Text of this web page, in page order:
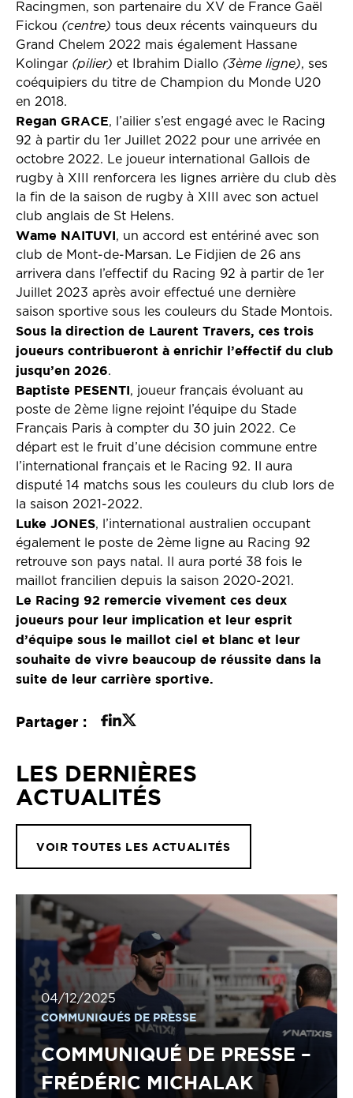
Racingmen, son partenaire du XV de France Gaël
Fickou (centre) tous deux récents vainqueurs du
Grand Chelem 2022 mais également Hassane
Kolingar (pilier) et Ibrahim Diallo (3ème ligne), ses
coéquipiers du titre de Champion du Monde U20
en 2018.
Regan GRACE, l’ailier s’est engagé avec le Racing
92 à partir du 1er Juillet 2022 pour une arrivée en
octobre 2022. Le joueur international Gallois de
rugby à XIII renforcera les lignes arrière du club dès
la fin de la saison de rugby à XIII avec son actuel
club anglais de St Helens.
Wame NAITUVI, un accord est entériné avec son
club de Mont-de-Marsan. Le Fidjien de 26 ans
arrivera dans l’effectif du Racing 92 à partir de 1er
Juillet 2023 après avoir effectué une dernière
saison sportive sous les couleurs du Stade Montois.
Sous la direction de Laurent Travers, ces trois
joueurs contribueront à enrichir l’effectif du club
jusqu’en 2026.
Baptiste PESENTI, joueur français évoluant au
poste de 2ème ligne rejoint l’équipe du Stade
Français Paris à compter du 30 juin 2022. Ce
départ est le fruit d’une décision commune entre
l’international français et le Racing 92. Il aura
disputé 14 matchs sous les couleurs du club lors de
la saison 2021-2022.
Luke JONES, l’international australien occupant
également le poste de 2ème ligne au Racing 92
retrouve son pays natal. Il aura porté 38 fois le
maillot francilien depuis la saison 2020-2021.
Le Racing 92 remercie vivement ces deux
joueurs pour leur implication et leur esprit
d’équipe sous le maillot ciel et blanc et leur
souhaite de vivre beaucoup de réussite dans la
suite de leur carrière sportive.
Partager :
LES DERNIÈRES
ACTUALITÉS
VOIR TOUTES LES ACTUALITÉS
04/12/2025
COMMUNIQUÉS DE PRESSE
COMMUNIQUÉ DE PRESSE –
FRÉDÉRIC MICHALAK